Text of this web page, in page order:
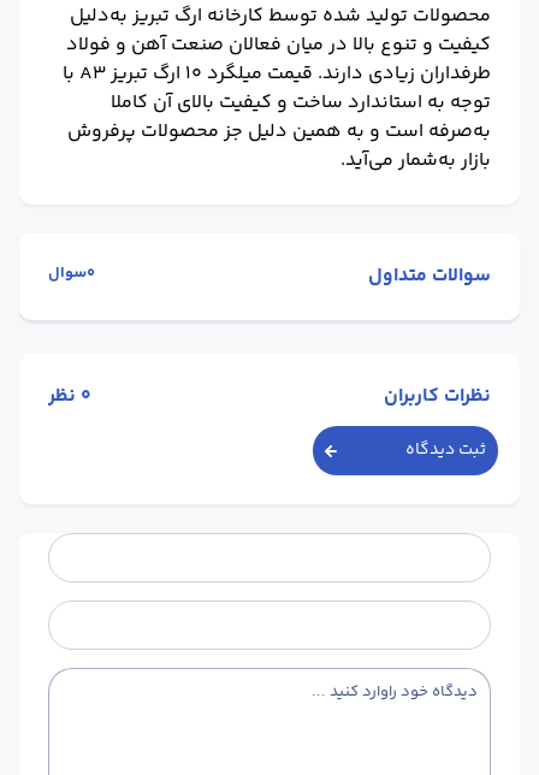
محصولات تولید شده توسط کارخانه ارگ تبریز به‌دلیل
کیفیت و تنوع بالا در میان فعالان صنعت آهن و فولاد
طرفداران زیادی دارند. قیمت میلگرد 10 ارگ تبریز A3
با
توجه به استاندارد ساخت و کیفیت بالای آن کاملا
به‌صرفه است و به همین دلیل جز محصولات پرفروش
بازار به‌شمار می‌آید.
سوالات متداول 0سوال
نظرات کاربران 0 نظر
ثبت دیدگاه